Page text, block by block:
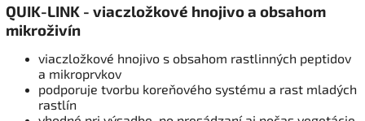
QUIK-LINK - viaczložkové hnojivo a obsahom
mikroživín
viaczložkové hnojivo s obsahom rastlinných peptidov
a mikroprvkov
podporuje tvorbu koreňového systému a rast mladých
rastlín